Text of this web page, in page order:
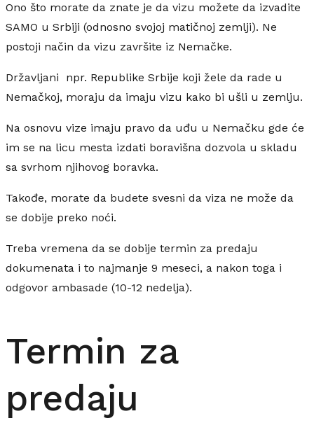
Ono što morate da znate je da vizu možete da izvadite
SAMO u Srbiji (odnosno svojoj matičnoj zemlji). Ne
postoji način da vizu završite iz Nemačke.
Državljani npr. Republike Srbije koji žele da rade u
Nemačkoj, moraju da imaju vizu kako bi ušli u zemlju.
Na osnovu vize imaju pravo da uđu u Nemačku gde će
im se na licu mesta izdati boravišna dozvola u skladu
sa svrhom njihovog boravka.
Takođe, morate da budete svesni da viza ne može da
se dobije preko noći.
Treba vremena da se dobije termin za predaju
dokumenata i to najmanje 9 meseci, a nakon toga i
odgovor ambasade (10-12 nedelja).
Termin za
predaju